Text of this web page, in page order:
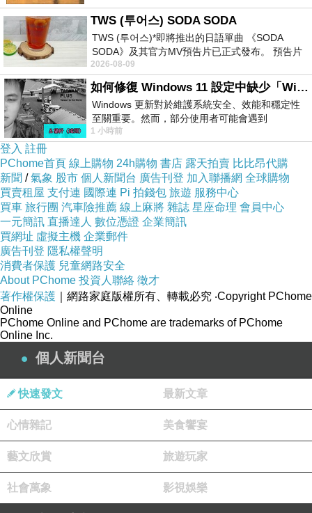
含了一些負面的因素，也是不適合作為住宅使用的。
二個是要注意房屋的裝修，要符合審美，不要選一些奇異
的畫風，大眾化即可，輕奢華、簡約才是讓人舒適的；橫
樑下不要放沙發和椅子，也不要坐人；另外，房屋的門佈
局也要注意，不能讓門對門，否則氣場之間會產生一些不
流通的現象，導致家庭成員的健康出現問題。
TWS (투어스) SODA SODA
TWS (투어스)*即將推出的日語單曲 《SODA
SODA》及其官方MV預告片已正式發布。 預告片
一經發布， 就引發了粉絲們對這次夏季回
2026-08-09
如何修復 Windows 11 設定中缺少「Windows 更新」？
Windows 更新對於維護系統安全、效能和穩定性
至關重要。然而，部分使用者可能會遇到
Windows 11 設定應用程式中缺少「Windows 更
1 小時前
登入 註冊
PChome首頁 線上購物 24h購物 書店 露天拍賣 比比昂代購
新聞 /氣象 股市 個人新聞台 廣告刊登 加入聯播網 全球購物
買賣租屋 支付連 國際連 Pi 拍錢包 旅遊 服務中心
買車 旅行團 汽車險推薦 線上麻將 雜誌 星座命理 會員中心
一元簡訊 直播達人 數位憑證 企業簡訊
買網址 虛擬主機 企業郵件
廣告刊登 隱私權聲明
消費者保護 兒童網路安全
About PChome 投資人聯絡 徵才
著作權保護 ｜網路家庭版權所有、轉載必究 ‧Copyright PChome
Online
PChome Online and PChome are trademarks of PChome
Online Inc.
個人新聞台
快速發文 最新文章
心情雜記 美食饗宴
藝文欣賞 旅遊玩家
社會萬象 影視娛樂